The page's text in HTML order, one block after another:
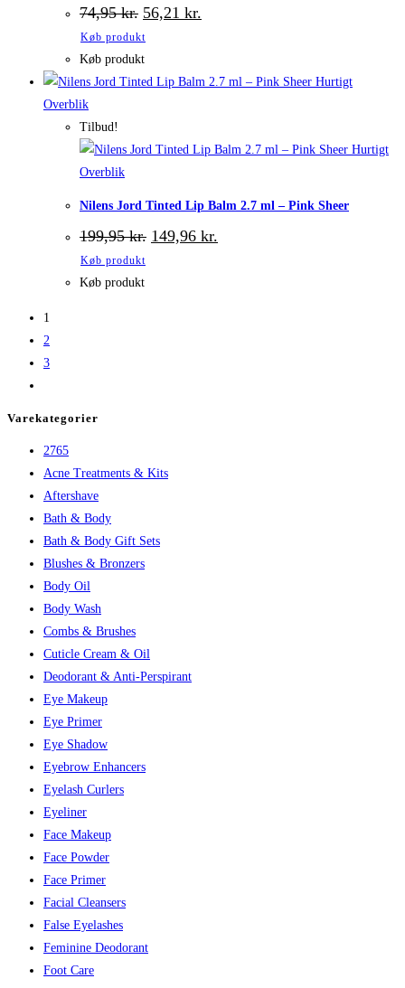
74,95kr. Den
oprindelige
pris
var:
74,95 kr..
56,21 kr.
56,21 kr..
Køb produkt
Køb produkt
Hurtigt
Overblik
Tilbud!
Hurtigt
Overblik
Nilens Jord Tinted Lip Balm 2.7 ml – Pink Sheer
199,95kr. Den
oprindelige
149,96 kr.
aktuelle
Køb produkt
Køb produkt
1
2
3
Varekategorier
2765
Acne Treatments & Kits
Aftershave
Bath & Body
Bath & Body Gift Sets
Blushes & Bronzers
Body Oil
Body Wash
Combs & Brushes
Cuticle Cream & Oil
Deodorant & Anti-Perspirant
Eye Makeup
Eye Primer
Eye Shadow
Eyebrow Enhancers
Eyelash Curlers
Eyeliner
Face Makeup
Face Powder
Face Primer
Facial Cleansers
False Eyelashes
Feminine Deodorant
Foot Care